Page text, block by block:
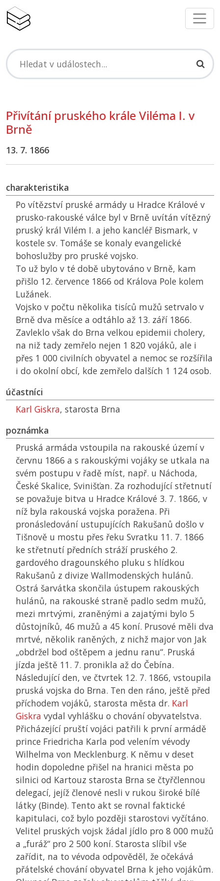
Přivítání pruského krále Viléma I. v
Brně
13. 7. 1866
charakteristika
Po vítězství pruské armády u Hradce Králové v
prusko-rakouské válce byl v Brně uvítán vítězný
pruský král Vilém I. a jeho kancléř Bismark, v
kostele sv. Tomáše se konaly evangelické
bohoslužby pro pruské vojsko.
To už bylo v té době ubytováno v Brně, kam
přišlo 12. července 1866 od Králova Pole kolem
Lužánek.
Vojsko v počtu několika tisíců mužů setrvalo v
Brně dva měsíce a odtáhlo až 13. září 1866.
Zavleklo však do Brna velkou epidemii cholery,
na niž tady zemřelo nejen 1 820 vojáků, ale i
přes 1 000 civilních obyvatel a nemoc se rozšířila
i do okolní obcí, kde zemřelo dalších 1 124 osob.
účastníci
Karl Giskra, starosta Brna
poznámka
Pruská armáda vstoupila na rakouské území v
červnu 1866 a s rakouskými vojáky se utkala na
svém postupu v řadě míst, např. u Náchoda,
České Skalice, Svinišťan. Za rozhodující střetnutí
se považuje bitva u Hradce Králové 3. 7. 1866, v
níž byla rakouská vojska poražena. Při
pronásledování ustupujících Rakušanů došlo v
Tišnově u mostu přes řeku Svratku 11. 7. 1866
ke střetnutí předních stráží pruského 2.
gardového dragounského pluku s hlídkou
Rakušanů z divize Wallmodenských hulánů.
Ostrá šarvátka skončila ústupem rakouských
hulánů, na rakouské straně padlo sedm mužů,
mezi mrtvými, zraněnými a zajatými bylo 5
důstojníků, 46 mužů a 45 koní. Prusové měli dva
mrtvé, několik raněných, z nichž major von Jak
„obdržel bod oštěpem a jednu ranu“. Pruská
jízda ještě 11. 7. pronikla až do Čebína.
Následující den, ve čtvrtek 12. 7. 1866, vstoupila
pruská vojska do Brna. Ten den ráno, ještě před
příchodem vojáků, starosta města dr. Karl
Giskra vydal vyhlášku o chování obyvatelstva.
Přicházející pruští vojáci patřili k první armádě
prince Friedricha Karla pod velením vévody
Wilhelma von Mecklenburg. K němu v deset
hodin dopoledne přišel na hranici města po
silnici od Kartouz starosta Brna se čtyřčlennou
delegací, jejíž členové nesli v rukou široké bílé
látky (Binde). Tento akt se rovnal faktické
kapitulaci, což bylo později starostovi vyčítáno.
Velitel pruských vojsk žádal jídlo pro 8 000 mužů
a „furáž“ pro 2 500 koní. Starosta slíbil vše
zařídit, na to vévoda odpověděl, že očekává
přátelské chování obyvatel Brna k jeho vojákům.